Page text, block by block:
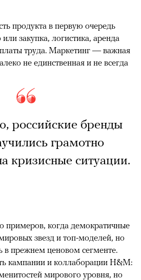
продукта в первую очередь
закупка, логистика, аренда
труда. Маркетинг — важная
не единственная и не всегда
российские бренды
грамотно
кризисные ситуации.
примеров, когда демократичные
звезд и топ-моделей, но
в прежнем ценовом сегменте.
кампании и коллаборации H&M:
мирового уровня, но